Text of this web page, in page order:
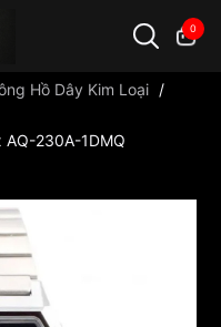
0
hồ Orient ...
Hồ Dây Kim Loại /
230A-1DMQ